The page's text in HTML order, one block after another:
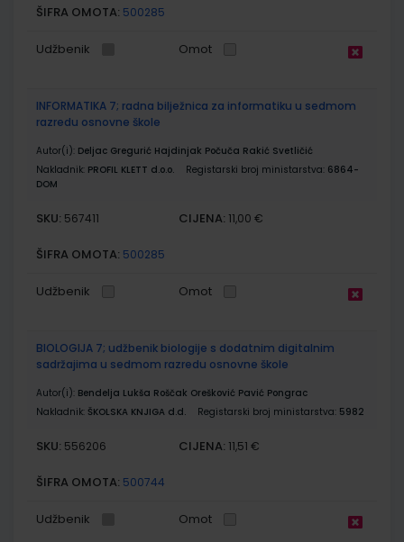
ŠIFRA OMOTA: 500285
Udžbenik Omot
INFORMATIKA 7; radna bilježnica za informatiku u sedmom
razredu osnovne škole
Autor(i): Deljac Gregurić Hajdinjak Počuča Rakić Svetličić
Nakladnik: PROFIL KLETT d.o.o. Registarski broj ministarstva: 6864-
DOM
SKU: 567411 CIJENA: 11,00 €
ŠIFRA OMOTA: 500285
Udžbenik Omot
BIOLOGIJA 7; udžbenik biologije s dodatnim digitalnim
sadržajima u sedmom razredu osnovne škole
Autor(i): Bendelja Lukša Roščak Orešković Pavić Pongrac
Nakladnik: ŠKOLSKA KNJIGA d.d. Registarski broj ministarstva: 5982
SKU: 556206 CIJENA: 11,51 €
ŠIFRA OMOTA: 500744
Udžbenik Omot